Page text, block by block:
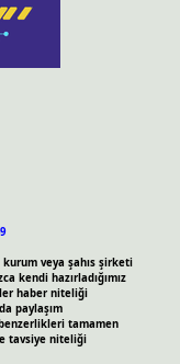
veya şahıs şirketi
kendi hazırladığımız
haber niteliği
paylaşım
tamamen
tavsiye niteliği